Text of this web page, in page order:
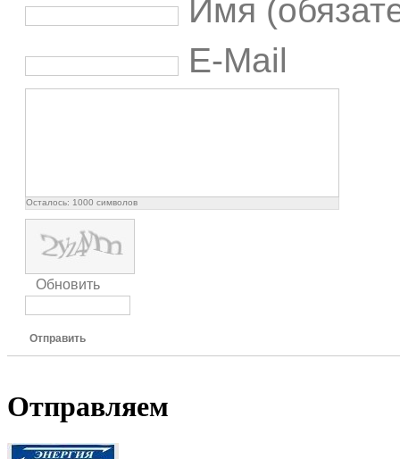
Имя
E-Mail
Осталось: 1000 символов
Обновить
Отправить
Отправляем